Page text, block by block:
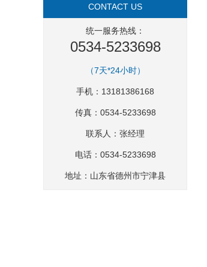
CONTACT US
统一服务热线：
0534-5233698
（7天*24小时）
手机：13181386168
传真：0534-5233698
联系人：张经理
电话：0534-5233698
地址：山东省德州市宁津县